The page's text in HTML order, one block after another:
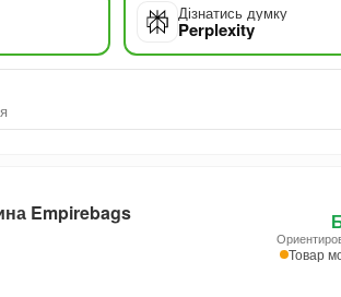
Дізнатись думку
Perplexity
Empirebags
Товар